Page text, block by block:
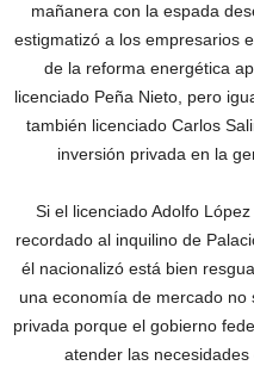
mañanera con la espada
estigmatizó a los empresarios
de la reforma energética
licenciado Peña Nieto, pero
también licenciado Carlos
inversión privada en la
Si el licenciado Adolfo
recordado al inquilino de
él nacionalizó está bien
una economía de mercado
privada porque el gobierno
atender las